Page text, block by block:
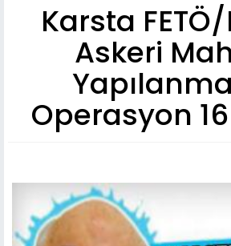
Karsta FETÖ/
Askeri
Operasyon